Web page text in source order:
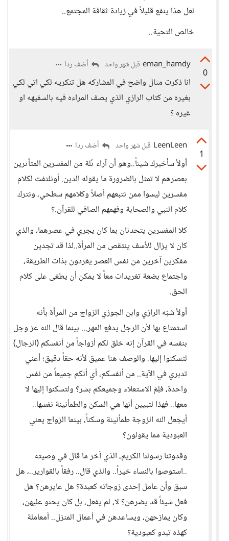
لعل هذا ينفع قليلاً في زيادة ثقافة المجتمع..
خالص التحية..
0
eman_hamdy قبل شهر واحد أضف ردا
انا ذكرت مثال واضح في المشاركه هل تنكريه لكي اتي لكي
بغيره من كتاب الرازي الذي يصف المراءه فيه بالسفيهه او
غيره ؟
1
LeenLeen قبل شهر واحد أضف ردا
أولاً سأخبرك شيئاً..وهو أن آراء ثُلة من المفسرين المتأثرين
بعصرهم لا تمثل بالضرورة ما يقوله الدين. أونلتفت لكلام
مفسرين ليسوا ممن نتبعهم أصلاً وكلامهم سطحي، ونترك
كلام النبي والصحابة وفهمهم الصافي للقرآن.؟
كلا المفسرين يتحدثان بما كان يجري في عصرهما، والذي
كان لا يزال للأسف ينتقص من المرأة..لذا قد تجدين
مفكرين آخرين من نفس العصر يغردون بذات الطريقة،
واجتماع بضعة تغريدات معاً لا يمكن أن يطغى على كلام
الحق.
أولاً شبّه الرازي وابن الجوزي الزواج من المرأة بأنه
استمتاع بها لأن الرجل يدفع المهر... بينما قال الله عز وجل
بنفسه في القرآن إنه خلق لكم أزواجاً من أنفسكم (الرجال)
لتسكنوا إليها. والوصف هنا عميق لأنه حقاً دقيق؛ أعني
تدبري في الآية.. من أنفسكم، أي أنكم جميعاً من نفس
واحدة، فلِمَ الاستعلاء وجميعكم بشر؟ ولتسكنوا إليها لا
معها.. فهذا لتبيين أنها هي السكن والطمأنينة نفسها..
أيجعل الله الزوجة طمأنينة وسكناً، بينما الزواج يعني
العبودية مما يقولون؟
وقدوتنا رسولنا الكريم، الذي آخر ما قال في وصيته
..استوصوا بالنساء خيراً.. والذي قال.. رفقاً بالقوارير..، هل
سبق وأن عامل إحدى زوجاته كعبدة؟ هل عايرهن؟ هل
فعل شيئاً قد يضرهن؟ لا، لم يفعل، بل كان يحنو عليهن،
وكان يمازحهن، ويساعدهن في أعمال المنزل.. أمعاملة
كهذه تبدو كعبودية؟